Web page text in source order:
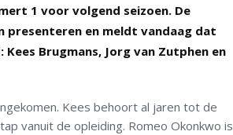
1 voor volgend seizoen. De
presenteren en meldt vandaag dat
Brugmans, Jorg van Zutphen en
Kees behoort al jaren tot de
vanuit de opleiding. Romeo Okonkwo is